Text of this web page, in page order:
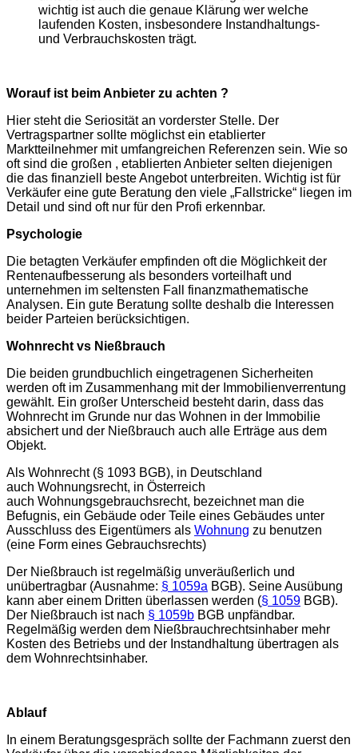
wichtig ist auch die genaue Klärung wer welche
laufenden Kosten, insbesondere Instandhaltungs-
und Verbrauchskosten trägt.
Worauf ist beim Anbieter zu achten ?
Hier steht die Seriosität an vorderster Stelle. Der
Vertragspartner sollte möglichst ein etablierter
Marktteilnehmer mit umfangreichen Referenzen sein. Wie so
oft sind die großen , etablierten Anbieter selten diejenigen
die das finanziell beste Angebot unterbreiten. Wichtig ist für
Verkäufer eine gute Beratung den viele „Fallstricke“ liegen im
Detail und sind oft nur für den Profi erkennbar.
Psychologie
Die betagten Verkäufer empfinden oft die Möglichkeit der
Rentenaufbesserung als besonders vorteilhaft und
unternehmen im seltensten Fall finanzmathematische
Analysen. Ein gute Beratung sollte deshalb die Interessen
beider Parteien berücksichtigen.
Wohnrecht vs Nießbrauch
Die beiden grundbuchlich eingetragenen Sicherheiten
werden oft im Zusammenhang mit der Immobilienverrentung
gewählt. Ein großer Unterscheid besteht darin, dass das
Wohnrecht im Grunde nur das Wohnen in der Immobilie
absichert und der Nießbrauch auch alle Erträge aus dem
Objekt.
Als Wohnrecht (§ 1093 BGB), in Deutschland
auch Wohnungsrecht, in Österreich
auch Wohnungsgebrauchsrecht, bezeichnet man die
Befugnis, ein Gebäude oder Teile eines Gebäudes unter
Ausschluss des Eigentümers als Wohnung zu benutzen
(eine Form eines Gebrauchsrechts)
Der Nießbrauch ist regelmäßig unveräußerlich und
unübertragbar (Ausnahme: § 1059a BGB). Seine Ausübung
kann aber einem Dritten überlassen werden (§ 1059 BGB).
Der Nießbrauch ist nach § 1059b BGB unpfändbar.
Regelmäßig werden dem Nießbrauchrechtsinhaber mehr
Kosten des Betriebs und der Instandhaltung übertragen als
dem Wohnrechtsinhaber.
Ablauf
In einem Beratungsgespräch sollte der Fachmann zuerst den